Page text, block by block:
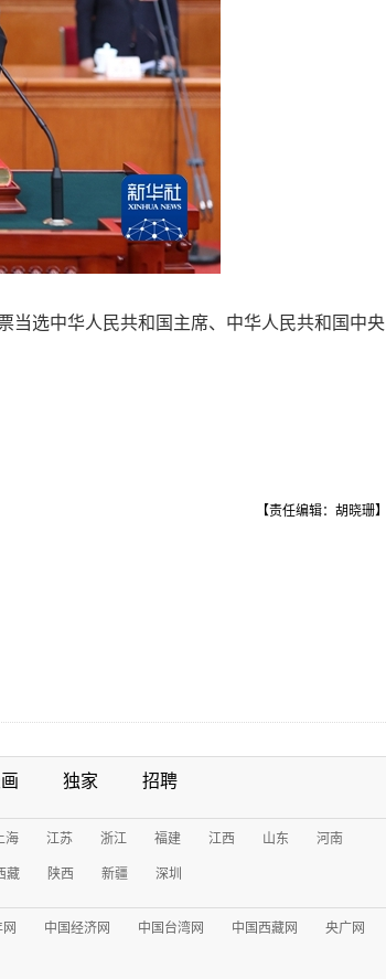
当选中华人民共和国主席、中华人民共和国中央
【责任编辑：胡晓珊】
独家 招聘
海 江苏 浙江 福建 江西 山东 河南
藏 陕西 新疆 深圳
中国经济网 中国台湾网 中国西藏网 央广网